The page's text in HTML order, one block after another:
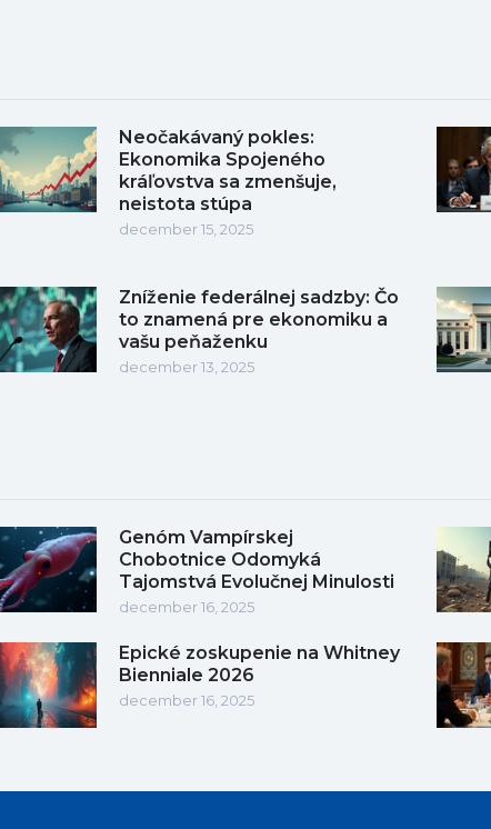
Neočakávaný pokles:
Ekonomika Spojeného
kráľovstva sa zmenšuje,
neistota stúpa
december 15, 2025
Zníženie federálnej sadzby: Čo
to znamená pre ekonomiku a
vašu peňaženku
december 13, 2025
Genóm Vampírskej
Chobotnice Odomyká
Tajomstvá Evolučnej Minulosti
december 16, 2025
Epické zoskupenie na Whitney
Bienniale 2026
december 16, 2025